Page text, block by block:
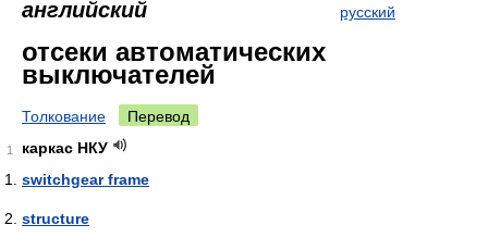
английский
русский
отсеки автоматических
выключателей
Толкование Перевод
1
каркас НКУ
switchgear frame
structure